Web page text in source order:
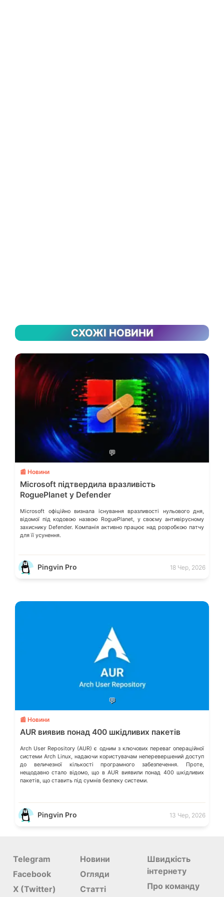
СХОЖІ НОВИНИ
💬
📰 Новини
Microsoft підтвердила вразливість
RoguePlanet у Defender
Microsoft офіційно визнала існування вразливості нульового дня,
відомої під кодовою назвою RoguePlanet, у своєму антивірусному
захиснику Defender. Компанія активно працює над розробкою патчу
для її усунення.
Pingvin Pro 18 Чер, 2026
💬
📰 Новини
AUR виявив понад 400 шкідливих пакетів
Arch User Repository (AUR) є одним з ключових переваг операційної
системи Arch Linux, надаючи користувачам неперевершений доступ
до величезної кількості програмного забезпечення. Проте,
нещодавно стало відомо, що в AUR виявили понад 400 шкідливих
пакетів, що ставить під сумнів безпеку системи.
Pingvin Pro 13 Чер, 2026
Telegram
Facebook
X (Twitter)
Новини
Огляди
Статті
Швидкість
інтернету
Про команду